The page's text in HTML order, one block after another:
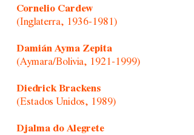
Cornelio Cardew
(Inglaterra, 1936-1981)
Damián Ayma Zepita
(Aymara/Bolivia, 1921-1999)
Diedrick Brackens
(Estados Unidos, 1989)
Djalma do Alegrete